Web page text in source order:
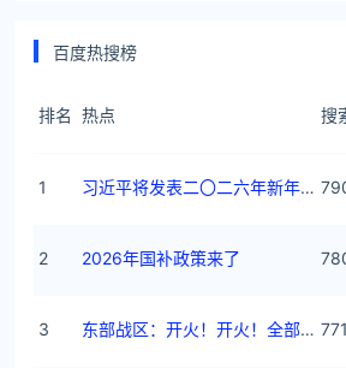
百度热搜榜
排名 热点 搜
1 习近平将发表二〇二六年新年贺词
2 2026年国补政策来了
3 东部战区：开火！开火！全部命中！